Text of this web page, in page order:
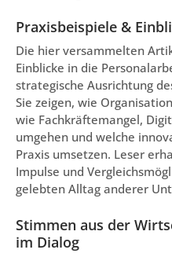
Praxisbeispiele &
Die hier versammelten
Einblicke in die
strategische Ausrichtung
Sie zeigen, wie
wie Fachkräftemangel,
umgehen und welche
Praxis umsetzen. Leser
Impulse und
gelebten Alltag anderer
Stimmen aus der
im Dialog